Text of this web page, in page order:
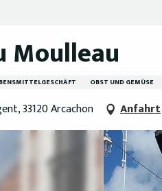
Moulleau
OBST UND GEMÜSE
33120 Arcachon Anfahrt